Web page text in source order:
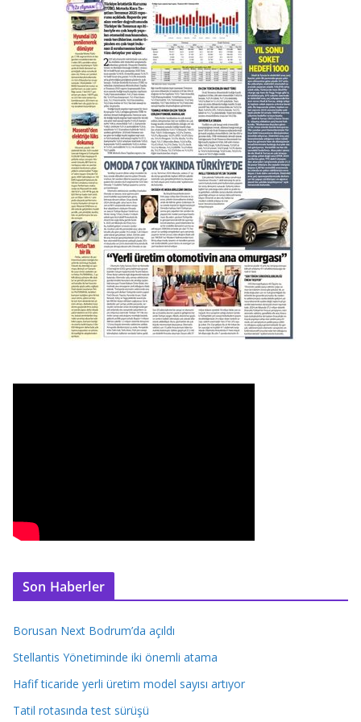
Son Haberler
Borusan Next Bodrum’da açıldı
Stellantis Yönetiminde iki önemli atama
Hafif ticaride yerli üretim model sayısı artıyor
Tatil rotasında test sürüşü